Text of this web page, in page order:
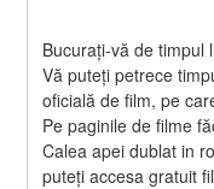
Bucurați-vă de timpul
Vă puteți petrece
oficială de film, pe
Pe paginile de filme
Calea apei dublat in
puteți accesa gratuit